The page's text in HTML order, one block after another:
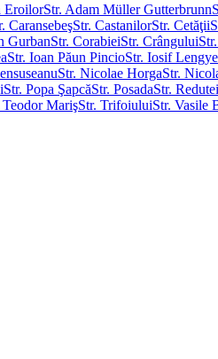
EroilorStr. Adam Müller Gutterbrunn
CaransebeşStr. CastanilorStr. Cetăţii
GurbanStr. CorabieiStr. Crângului
Str. Ioan Păun PincioStr. Iosif
Str. Nicolae HorgaStr.
Str. Popa ŞapcăStr. PosadaStr. Redutei
Teodor MarişStr. TrifoiuluiStr. Vasile